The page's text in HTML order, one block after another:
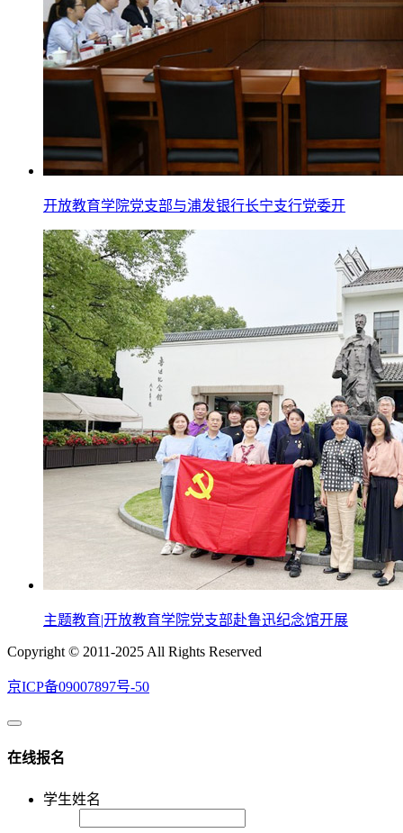
开放教育学院党支部与浦发银行长宁支行党委开
主题教育|开放教育学院党支部赴鲁迅纪念馆开展
Copyright © 2011-2025 All Rights Reserved
京ICP备09007897号-50
在线报名
学生姓名